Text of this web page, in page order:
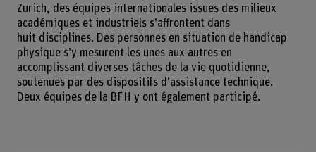
Zurich, des équipes internationales issues des milieux
académiques et industriels s’affrontent dans
huit disciplines. Des personnes en situation de handicap
physique s’y mesurent les unes aux autres en
accomplissant diverses tâches de la vie quotidienne,
soutenues par des dispositifs d’assistance technique.
Deux équipes de la BFH y ont également participé.